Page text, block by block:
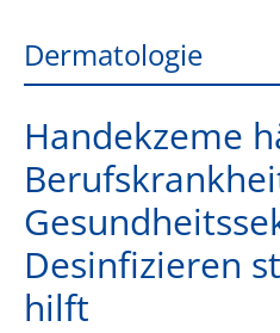
Dermatologie
Handekzeme
Desinfizieren
hilft